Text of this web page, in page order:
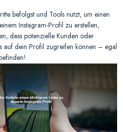
befolgst und Tools nutzt, um einen
Instagram-Profil zu erstellen,
dass potenzielle Kunden oder
auf dein Profil zugreifen können – egal